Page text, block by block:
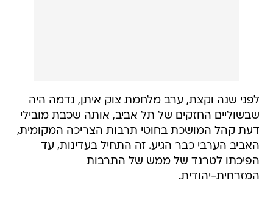
לפני שנה וקצת, ערב מלחמת צוק איתן, נדמה היה
שבשוליים החזקים של תל אביב, אותה שכבת מובילי
דעת קהל המושכת בחוטי תרבות הצריכה המקומית,
האביב הערבי כבר הגיע. זה התחיל בעדינות, עד
הפיכתו לטרנד של ממש של התרבות
המזרחית-יהודית.